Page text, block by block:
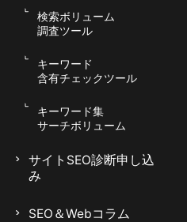
検索ボリューム
調査ツール
キーワード
含有チェックツール
キーワード集
サーチボリューム
サイトSEO診断申し込
み
SEO＆Webコラム